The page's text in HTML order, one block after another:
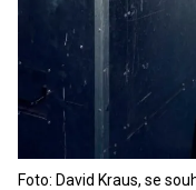
Foto: David Kraus, se